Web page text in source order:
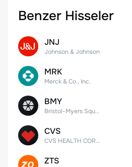
Benzer Hisseler
JNJ
Johnson & Johnson
MRK
Merck & Co., Inc.
BMY
Bristol-Myers Squibb Co.
CVS
CVS HEALTH CORPORATION
ZTS